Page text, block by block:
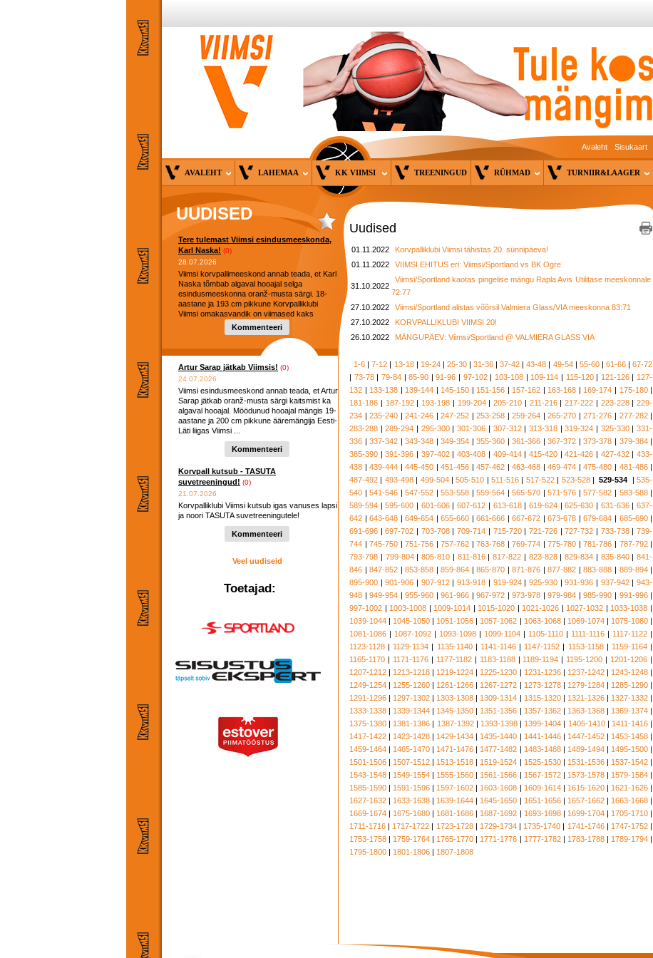
Avaleht Sisukaart
AVALEHT LAHEMAA KK VIIMSI TREENINGUD RÜHMAD TURNIIR&LAAGER
UUDISED
Tere tulemast Viimsi esindusmeeskonda,
Karl Naska! (0)
28.07.2026
Viimsi korvpallimeeskond annab teada, et Karl
Naska tõmbab algaval hooajal selga
esindusmeeskonna oranž-musta särgi. 18-
aastane ja 193 cm pikkune Korvpalliklubi
Viimsi omakasvandik on viimased kaks
Kommenteeri
Artur Sarap jätkab Viimsis! (0)
24.07.2026
Viimsi esindusmeeskond annab teada, et Artur
Sarap jätkab oranž-musta särgi kaitsmist ka
algaval hooajal. Möödunud hooajal mängis 19-
aastane ja 200 cm pikkune ääremängija Eesti-
Läti liigas Viimsi ...
Kommenteeri
Korvpall kutsub - TASUTA
suvetreeningud! (0)
21.07.2026
Korvpalliklubi Viimsi kutsub igas vanuses lapsi
ja noori TASUTA suvetreeningutele!
Kommenteeri
Veel uudiseid
Toetajad:
Uudised
01.11.2022
Korvpalliklubi Viimsi tähistas 20. sünnipäeva!
01.11.2022
VIIMSI EHITUS eri: Viimsi/Sportland vs BK Ogre
31.10.2022
Viimsi/Sportland kaotas pingelise mängu Rapla Avis Utilitase meeskonnale
72:77
27.10.2022
Viimsi/Sportland alistas võõrsil Valmiera Glass/VIA meeskonna 83:71
27.10.2022
KORVPALLIKLUBI VIIMSI 20!
26.10.2022
MÄNGUPÄEV: Viimsi/Sportland @ VALMIERA GLASS VIA
1-6 |7-12 | 13-18| 19-24| 25-30|31-36 |37-42 |43-48 | 49-54| 55-60| 61-66|67-72
| 73-78| 79-84|85-90 |91-96 | 97-102| 103-108| 109-114 | 115-120| 121-126| 127-
132 | 133-138 | 139-144 | 145-150 | 151-156 | 157-162 | 163-168 | 169-174 | 175-180|
181-186 | 187-192| 193-198 | 199-204| 205-210 | 211-216| 217-222 | 223-228| 229-
234 |235-240 |241-246 |247-252 |253-258 |259-264 |265-270 |271-276 | 277-282|
283-288 |289-294 | 295-300|301-306 | 307-312| 313-318|319-324 | 325-330| 331-
336 |337-342 |343-348 |349-354 |355-360 |361-366 |367-372 |373-378 | 379-384|
385-390 |391-396 | 397-402|403-408 | 409-414| 415-420|421-426 | 427-432| 433-
438 |439-444 |445-450 |451-456 |457-462 |463-468 |469-474 |475-480 | 481-486|
487-492 | 493-498| 499-504|505-510 | 511-516 | 517-522| 523-528| 529-534 | 535-
540 |541-546 |547-552 |553-558 |559-564 |565-570 |571-576 |577-582 | 583-588|
589-594 |595-600 | 601-606|607-612 | 613-618| 619-624|625-630 | 631-636| 637-
642 |643-648 |649-654 |655-660 |661-666 |667-672 |673-678 |679-684 | 685-690|
691-696 |697-702 | 703-708|709-714 | 715-720| 721-726|727-732 | 733-738| 739-
744 |745-750 |751-756 |757-762 |763-768 |769-774 |775-780 |781-786 | 787-792|
793-798 | 799-804| 805-810 | 811-816| 817-822 | 823-828| 829-834 | 835-840| 841-
846 |847-852 |853-858 |859-864 |865-870 |871-876 |877-882 |883-888 | 889-894|
895-900 |901-906 | 907-912|913-918 | 919-924| 925-930|931-936 | 937-942| 943-
948 |949-954 |955-960 |961-966 |967-972 |973-978 |979-984 |985-990 | 991-996|
997-1002 | 1003-1008 | 1009-1014 | 1015-1020 | 1021-1026 | 1027-1032 | 1033-1038 |
1039-1044 | 1045-1050 | 1051-1056 | 1057-1062 | 1063-1068| 1069-1074| 1075-1080|
1081-1086 | 1087-1092 | 1093-1098 | 1099-1104 | 1105-1110 | 1111-1116 | 1117-1122 |
1123-1128 | 1129-1134 | 1135-1140| 1141-1146| 1147-1152 | 1153-1158| 1159-1164|
1165-1170 | 1171-1176| 1177-1182| 1183-1188| 1189-1194 | 1195-1200 | 1201-1206 |
1207-1212 | 1213-1218 | 1219-1224 | 1225-1230 | 1231-1236| 1237-1242| 1243-1248|
1249-1254 | 1255-1260 | 1261-1266 | 1267-1272 | 1273-1278| 1279-1284| 1285-1290|
1291-1296 | 1297-1302 | 1303-1308 | 1309-1314 | 1315-1320| 1321-1326| 1327-1332|
1333-1338 | 1339-1344 | 1345-1350 | 1351-1356 | 1357-1362| 1363-1368| 1369-1374|
1375-1380 | 1381-1386 | 1387-1392| 1393-1398| 1399-1404 | 1405-1410| 1411-1416|
1417-1422 | 1423-1428 | 1429-1434 | 1435-1440 | 1441-1446| 1447-1452| 1453-1458|
1459-1464 | 1465-1470 | 1471-1476 | 1477-1482 | 1483-1488| 1489-1494| 1495-1500|
1501-1506 | 1507-1512 | 1513-1518 | 1519-1524 | 1525-1530| 1531-1536| 1537-1542|
1543-1548 | 1549-1554 | 1555-1560 | 1561-1566 | 1567-1572| 1573-1578| 1579-1584|
1585-1590 | 1591-1596 | 1597-1602 | 1603-1608 | 1609-1614| 1615-1620| 1621-1626|
1627-1632 | 1633-1638 | 1639-1644 | 1645-1650 | 1651-1656| 1657-1662| 1663-1668|
1669-1674 | 1675-1680 | 1681-1686 | 1687-1692 | 1693-1698| 1699-1704| 1705-1710|
1711-1716 | 1717-1722 | 1723-1728| 1729-1734| 1735-1740 | 1741-1746| 1747-1752|
1753-1758 | 1759-1764 | 1765-1770 | 1771-1776 | 1777-1782| 1783-1788| 1789-1794|
1795-1800 | 1801-1806 | 1807-1808